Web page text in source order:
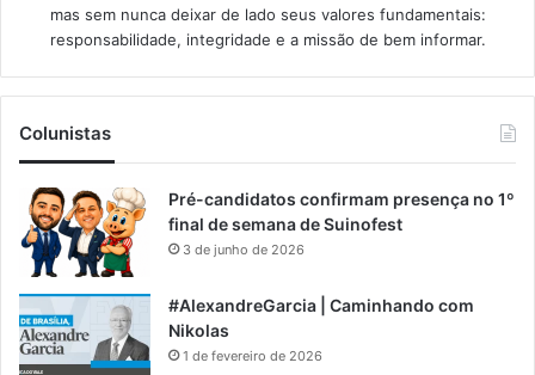
mas sem nunca deixar de lado seus valores fundamentais:
responsabilidade, integridade e a missão de bem informar.​
Colunistas
Pré-candidatos confirmam presença no 1º
final de semana de Suinofest
3 de junho de 2026
#AlexandreGarcia | Caminhando com
Nikolas
1 de fevereiro de 2026